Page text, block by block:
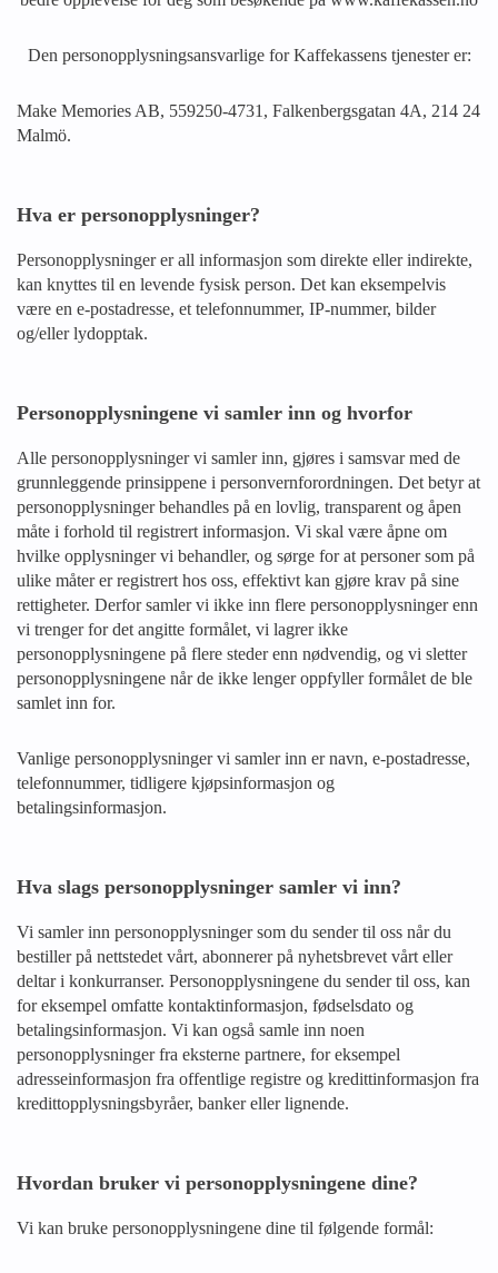
Den personopplysningsansvarlige for Kaffekassens tjenester er:
Make Memories AB, 559250-4731, Falkenbergsgatan 4A, 214 24
Malmö.
Hva er personopplysninger?
Personopplysninger er all informasjon som direkte eller indirekte,
kan knyttes til en levende fysisk person. Det kan eksempelvis
være en e-postadresse, et telefonnummer, IP-nummer, bilder
og/eller lydopptak.
Personopplysningene vi samler inn og hvorfor
Alle personopplysninger vi samler inn, gjøres i samsvar med de
grunnleggende prinsippene i personvernforordningen. Det betyr at
personopplysninger behandles på en lovlig, transparent og åpen
måte i forhold til registrert informasjon. Vi skal være åpne om
hvilke opplysninger vi behandler, og sørge for at personer som på
ulike måter er registrert hos oss, effektivt kan gjøre krav på sine
rettigheter. Derfor samler vi ikke inn flere personopplysninger enn
vi trenger for det angitte formålet, vi lagrer ikke
personopplysningene på flere steder enn nødvendig, og vi sletter
personopplysningene når de ikke lenger oppfyller formålet de ble
samlet inn for.
Vanlige personopplysninger vi samler inn er navn, e-postadresse,
telefonnummer, tidligere kjøpsinformasjon og
betalingsinformasjon.
Hva slags personopplysninger samler vi inn?
Vi samler inn personopplysninger som du sender til oss når du
bestiller på nettstedet vårt, abonnerer på nyhetsbrevet vårt eller
deltar i konkurranser. Personopplysningene du sender til oss, kan
for eksempel omfatte kontaktinformasjon, fødselsdato og
betalingsinformasjon. Vi kan også samle inn noen
personopplysninger fra eksterne partnere, for eksempel
adresseinformasjon fra offentlige registre og kredittinformasjon fra
kredittopplysningsbyråer, banker eller lignende.
Hvordan bruker vi personopplysningene dine?
Vi kan bruke personopplysningene dine til følgende formål: